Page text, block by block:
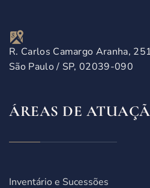
R. Carlos Camargo Aranha,
São Paulo / SP, 02039-090
ÁREAS DE
Inventário e Sucessões